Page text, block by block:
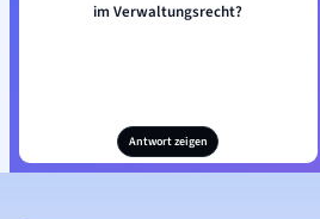
im Verwaltungsrecht?
Antwort zeigen